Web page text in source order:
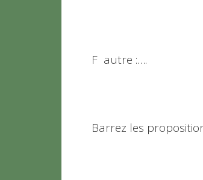
F autre :….
Barrez les